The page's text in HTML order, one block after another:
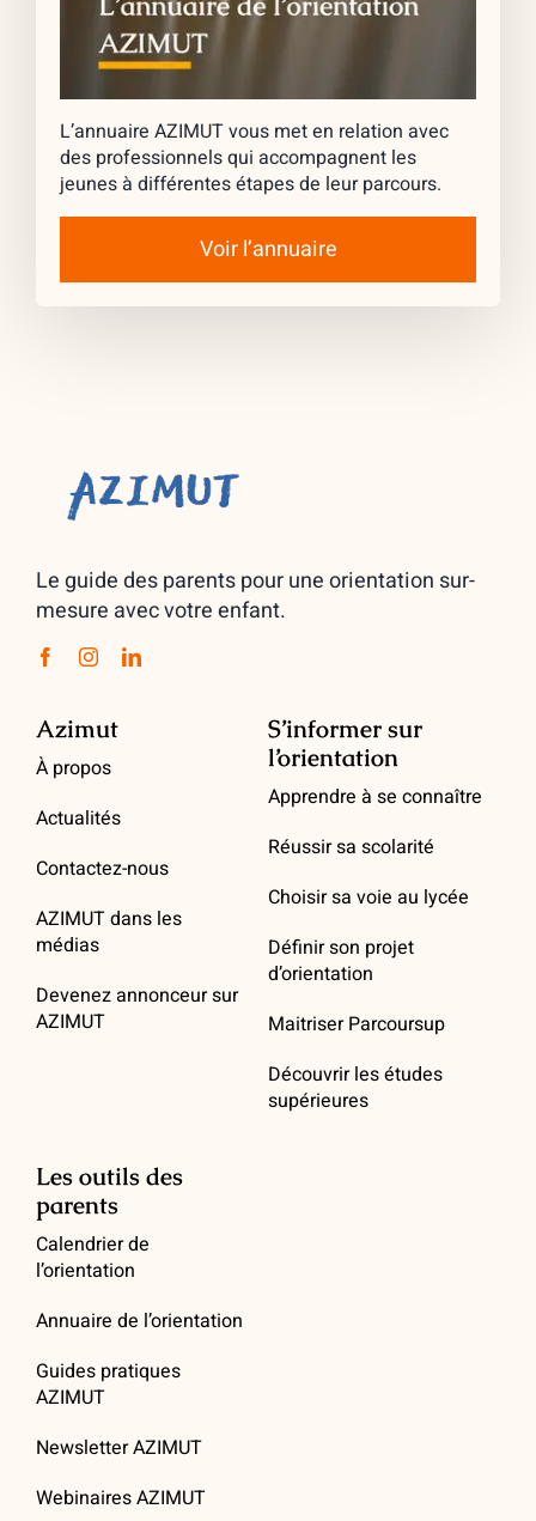
L’annuaire AZIMUT vous met en relation avec
des professionnels qui accompagnent les
jeunes à différentes étapes de leur parcours.
Voir l’annuaire
Le guide des parents pour une orientation sur-
mesure avec votre enfant.
Azimut
À propos
Actualités
Contactez-nous
AZIMUT dans les
médias
Devenez annonceur sur
AZIMUT
S’informer sur
l’orientation
Apprendre à se connaître
Réussir sa scolarité
Choisir sa voie au lycée
Définir son projet
d’orientation
Maitriser Parcoursup
Découvrir les études
supérieures
Les outils des
parents
Calendrier de
l’orientation
Annuaire de l’orientation
Guides pratiques
AZIMUT
Newsletter AZIMUT
Webinaires AZIMUT